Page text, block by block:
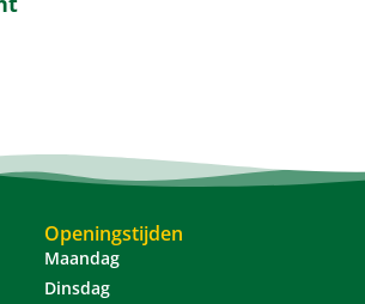
Openingstijden
Maandag
Dinsdag